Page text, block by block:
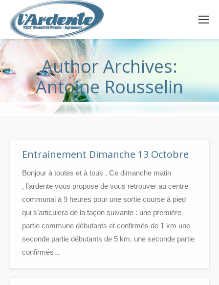
Author Archives:
Antoine Rousselin
Entrainement Dimanche 13 Octobre
Bonjour à toutes et à tous , Ce dimanche matin
, l’ardente vous propose de vous retrouver au centre
communal à 9 heures pour une sortie course à pied
qui s’articulera de la façon suivante : une première
partie commune débutants et confirmés de 1 km une
seconde partie débutants de 5 km. une seconde partie
confirmés…